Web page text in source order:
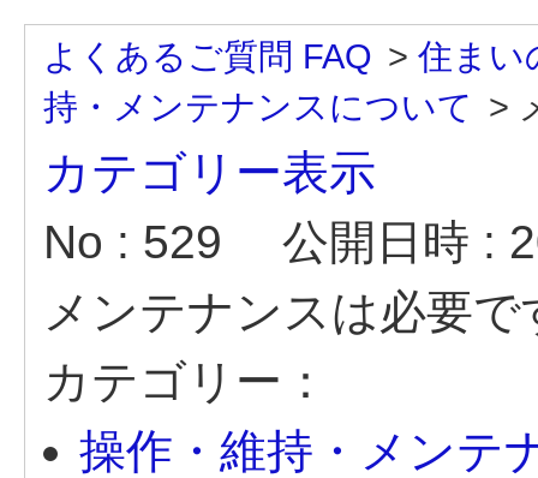
よくあるご質問 FAQ > 住まい
持・メンテナンスについて >
カテゴリー表示
No : 529
公開日時 :
メンテナンスは必要で
カテゴリー：
操作・維持・メンテ